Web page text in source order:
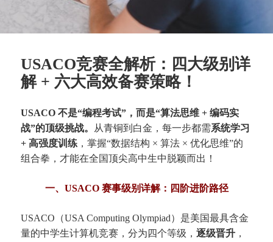
USACO竞赛全解析：四大级别详
解 + 六大高效备赛策略！
USACO 不是“编程考试”，而是“算法思维 + 编码实
战”的顶级挑战。 从青铜到白金，每一步都需系统学习
+ 高强度训练 ，掌握“数据结构 × 算法 × 优化思维”的
组合拳，才能在全国顶尖高中生中脱颖而出！
一、USACO 赛事级别详解：四阶进阶路径
USACO（USA Computing Olympiad）是美国最具含金
量的中学生计算机竞赛，分为四个等级，逐级晋升 ，